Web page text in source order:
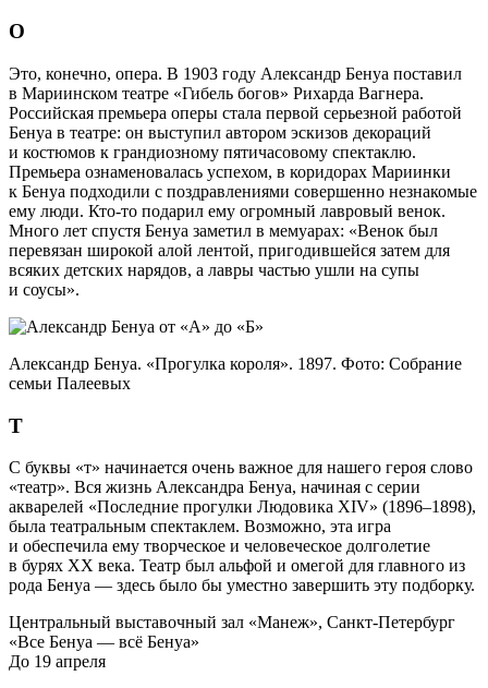
О
Это, конечно, опера. В 1903 году Александр Бенуа поставил
в Мариинском театре «Гибель богов» Рихарда Вагнера.
Российская премьера оперы стала первой серьезной работой
Бенуа в театре: он выступил автором эскизов декораций
и костюмов к грандиозному пятичасовому спектаклю.
Премьера ознаменовалась успехом, в коридорах Мариинки
к Бенуа подходили с поздравлениями совершенно незнакомые
ему люди. Кто-то подарил ему огромный лавровый венок.
Много лет спустя Бенуа заметил в мемуарах: «Венок был
перевязан широкой алой лентой, пригодившейся затем для
всяких детских нарядов, а лавры частью ушли на супы
и соусы».
Александр Бенуа. «Прогулка короля». 1897. Фото: Собрание
семьи Палеевых
Т
С буквы «т» начинается очень важное для нашего героя слово
«театр». Вся жизнь Александра Бенуа, начиная с серии
акварелей «Последние прогулки Людовика XIV» (1896–1898),
была театральным спектаклем. Возможно, эта игра
и обеспечила ему творческое и человеческое долголетие
в бурях ХХ века. Театр был альфой и омегой для главного из
рода Бенуа — здесь было бы уместно завершить эту подборку.
Центральный выставочный зал «Манеж», Санкт-Петербург
«Все Бенуа — всё Бенуа»
До 19 апреля